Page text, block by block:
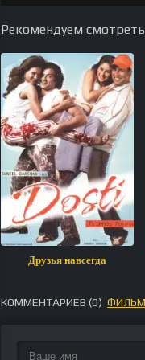
Рекомендуем смотреть
Друзья навсегда
КОММЕНТАРИЕВ (0) ФИЛЬМ